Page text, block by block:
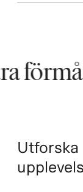
Utforska